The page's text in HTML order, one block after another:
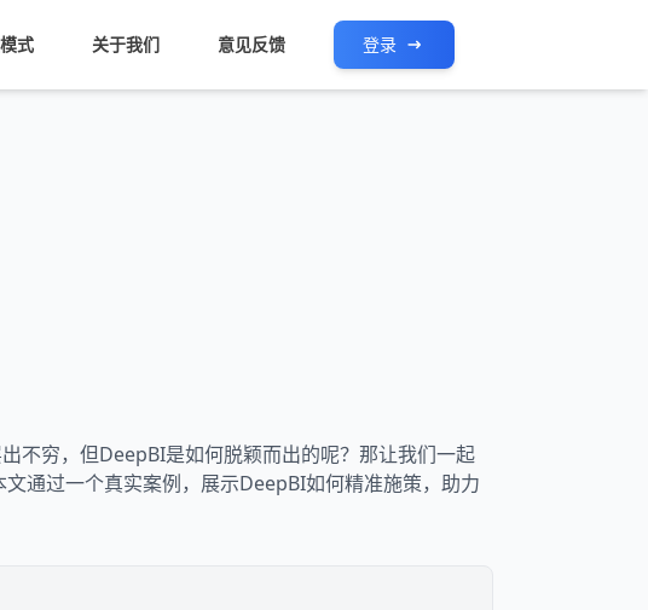
式 关于我们 意见反馈 登录
不穷，但DeepBI是如何脱颖而出的呢？那让我们一起
通过一个真实案例，展示DeepBI如何精准施策，助力